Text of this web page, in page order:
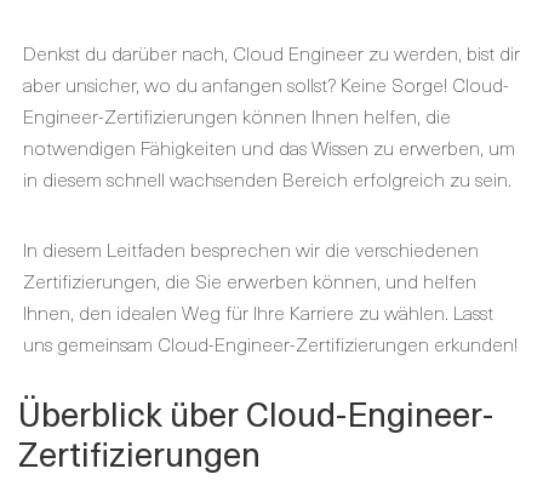
Denkst du darüber nach, Cloud Engineer zu werden, bist dir
aber unsicher, wo du anfangen sollst? Keine Sorge! Cloud-
Engineer-Zertifizierungen können Ihnen helfen, die
notwendigen Fähigkeiten und das Wissen zu erwerben, um
in diesem schnell wachsenden Bereich erfolgreich zu sein.
In diesem Leitfaden besprechen wir die verschiedenen
Zertifizierungen, die Sie erwerben können, und helfen
Ihnen, den idealen Weg für Ihre Karriere zu wählen. Lasst
uns gemeinsam Cloud-Engineer-Zertifizierungen erkunden!
Überblick über Cloud-Engineer-
Zertifizierungen